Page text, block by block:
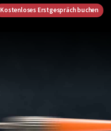
Kostenloses Erstgespräch buchen